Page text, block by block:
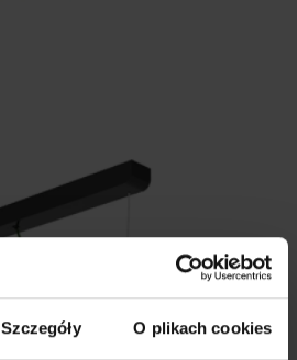
Szczegóły O plikach cookies